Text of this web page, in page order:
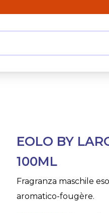
EOLO BY
100ML
Fragranza maschile
aromatico-fougère.
beginning
images